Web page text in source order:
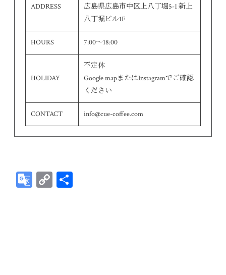
ADDRESS
広島県広島市中区上八丁堀5-1 新上
八丁堀ビル1F
HOURS 7:00～18:00
HOLIDAY
不定休
Google mapまたはInstagramでご確認
ください
CONTACT info@cue-coffee.com
G C